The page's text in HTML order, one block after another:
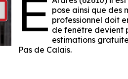
E pose ainsi que des
professionnel doit
de fenêtre devient
estimations
Pas de Calais.